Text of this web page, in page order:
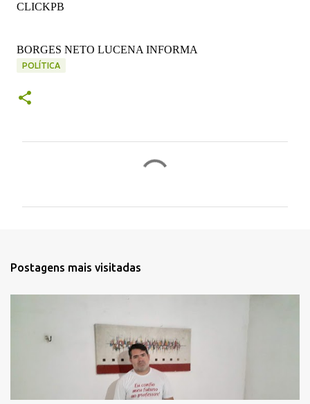
CLICKPB
BORGES NETO LUCENA INFORMA
POLÍTICA
Postagens mais visitadas